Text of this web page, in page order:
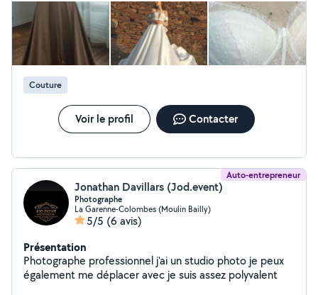
Couture
Voir le profil Contacter
Auto-entrepreneur
Jonathan Davillars (Jod.event)
Photographe
La Garenne-Colombes (Moulin Bailly)
5/5 (6 avis)
Présentation
Photographe professionnel j'ai un studio photo je peux
également me déplacer avec je suis assez polyvalent